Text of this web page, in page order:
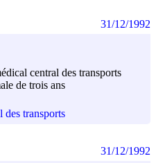
central des transports
de trois ans
des transports
31/12/1992
31/12/1992